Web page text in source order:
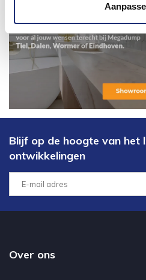
Blijf op de hoogte van het
ontwikkelingen
Over ons